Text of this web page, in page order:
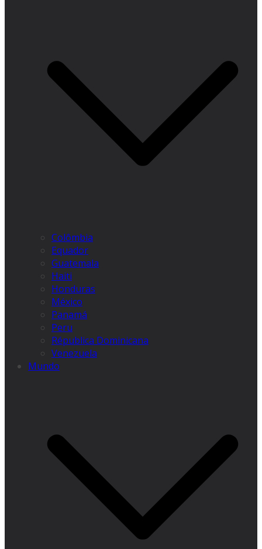
Colômbia
Equador
Guatemala
Haiti
Honduras
México
Panamá
Peru
Républica Dominicana
Venezuela
Mundo